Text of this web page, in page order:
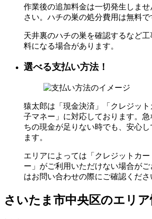
作業後の追加料金は一切発生しま
さい。ハチの巣の処分費用は無料で
天井裏のハチの巣を確認するなど
料になる場合があります。
選べる支払い方法！
猿太郎は「現金決済」「クレジッ
子マネー」に対応しております。
ちの現金が足りない時でも、安心
ます。
エリアによっては「クレジットカ
ー」がご利用いただけない場合がご
はお問い合わせの際にご確認くださ
さいたま市中央区のエリ